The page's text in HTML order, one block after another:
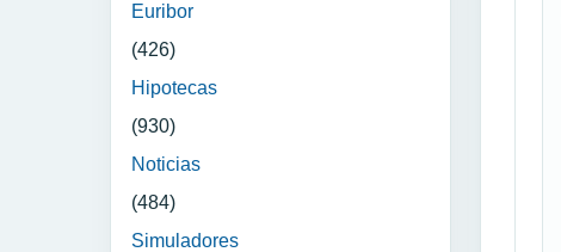
Euribor
(426)
Hipotecas
(930)
Noticias
(484)
Simuladores